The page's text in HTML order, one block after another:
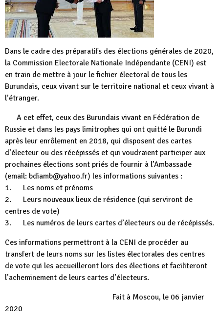
Dans le cadre des préparatifs des élections générales de 2020,
la Commission Electorale Nationale Indépendante (CENI) est
en train de mettre à jour le fichier électoral de tous les
Burundais, ceux vivant sur le territoire national et ceux vivant à
l’étranger.
A cet effet, ceux des Burundais vivant en Fédération de
Russie et dans les pays limitrophes qui ont quitté le Burundi
après leur enrôlement en 2018, qui disposent des cartes
d’électeur ou des récépissés et qui voudraient participer aux
prochaines élections sont priés de fournir à l’Ambassade
(email: bdiamb@yahoo.fr) les informations suivantes :
1. Les noms et prénoms
2. Leurs nouveaux lieux de résidence (qui serviront de
centres de vote)
3. Les numéros de leurs cartes d’électeurs ou de récépissés.
Ces informations permettront à la CENI de procéder au
transfert de leurs noms sur les listes électorales des centres
de vote qui les accueilleront lors des élections et faciliteront
l’acheminement de leurs cartes d’électeurs.
Fait à Moscou, le 06 janvier
2020